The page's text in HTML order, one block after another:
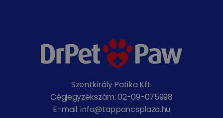
Szentkirály Patika Kft.
Cégjegyzékszám: 02-09-075998
E-mail: info@tappancsplaza.hu